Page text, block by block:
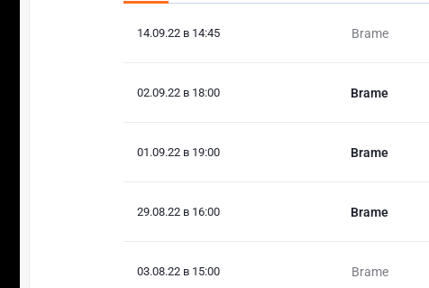
14.09.22 в 14:45 Brame
02.09.22 в 18:00 Brame
01.09.22 в 19:00 Brame
29.08.22 в 16:00 Brame
03.08.22 в 15:00 Brame